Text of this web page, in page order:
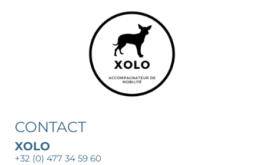
CONTACT
XOLO
+32 (0) 477 34 59 60